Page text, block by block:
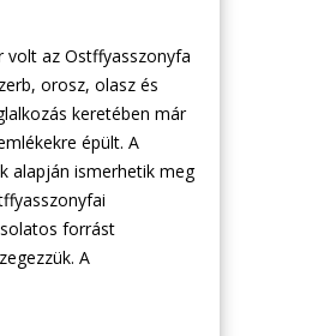
volt az Ostffyasszonyfa
orosz, olasz és
keretében már
épült. A
alapján ismerhetik meg
forrást
A